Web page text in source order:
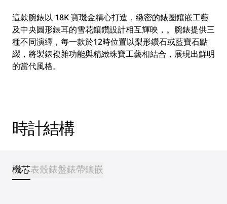
這款腕錶以 18K 寶璣金精心打造，緻密的錶圈鑲嵌工藝
及中央圓形錶耳的雪花鑲鑽設計相互輝映，。腕錶提供三
種不同演繹，每一款於12時位置以梨形鑽石或藍寶石點
綴，將製錶複雜功能與精緻珠寶工藝相結合，展現出鮮明
的當代風格。
時計結構
機芯表殼錶盤錶帶鑲嵌